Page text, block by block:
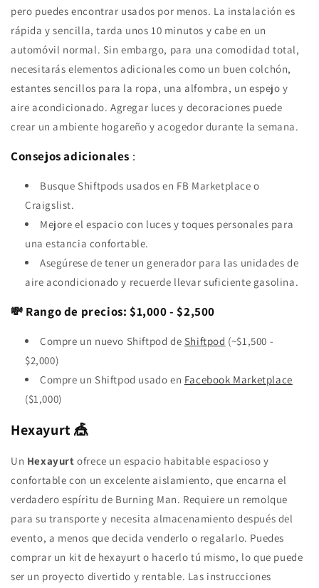
pero puedes encontrar usados ​​por menos. La instalación es
rápida y sencilla, tarda unos 10 minutos y cabe en un
automóvil normal. Sin embargo, para una comodidad total,
necesitarás elementos adicionales como un buen colchón,
estantes sencillos para la ropa, una alfombra, un espejo y
aire acondicionado. Agregar luces y decoraciones puede
crear un ambiente hogareño y acogedor durante la semana.
Consejos adicionales :
Busque Shiftpods usados ​​en FB Marketplace o
Craigslist.
Mejore el espacio con luces y toques personales para
una estancia confortable.
Asegúrese de tener un generador para las unidades de
aire acondicionado y recuerde llevar suficiente gasolina.
💸 Rango de precios: $1,000 - $2,500
Compre un nuevo Shiftpod de Shiftpod (~$1,500 -
$2,000)
Compre un Shiftpod usado en Facebook Marketplace
($1,000)
Hexayurt 🎪
Un Hexayurt ofrece un espacio habitable espacioso y
confortable con un excelente aislamiento, que encarna el
verdadero espíritu de Burning Man. Requiere un remolque
para su transporte y necesita almacenamiento después del
evento, a menos que decida venderlo o regalarlo. Puedes
comprar un kit de hexayurt o hacerlo tú mismo, lo que puede
ser un proyecto divertido y rentable. Las instrucciones